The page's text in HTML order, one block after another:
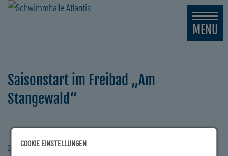
MENU
Saisonstart im Freibad „Am
Stangewald“
26.05.2026COOKIE EINSTELLUNGEN